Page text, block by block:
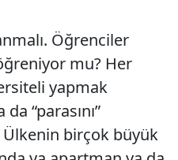
Öğrenciler
mu? Her
yapmak
“parasını”
Ülkenin birçok büyük